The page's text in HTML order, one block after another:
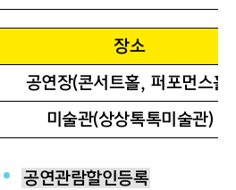
장소
공연장(콘서트홀, 퍼포먼스홀)
미술관(상상톡톡미술관)
공연관람할인등록